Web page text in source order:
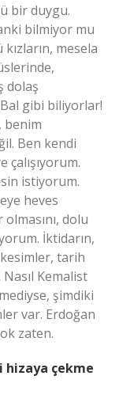
bir duygu.
bilmiyor mu
mesela
dolaş
Bal gibi biliyorlar!
benim
Ben kendi
istiyorum.
heves
dolu
İktidarın,
kesimler, tarih
Kemalist
şimdiki
var. Erdoğan
zaten.
hizaya çekme